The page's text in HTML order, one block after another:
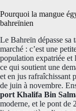
Pourquoi la mangue
bahreïnien
Le Bahreïn dépasse sa
marché : c’est une
population expatriée et
ce qui soutient une
et en jus rafraîchissant
de juin à novembre.
port Khalifa Bin
moderne, et le pont de